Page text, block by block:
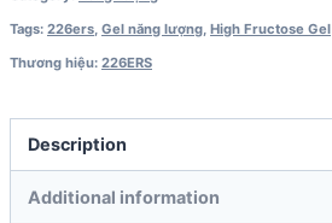
Tags: 226ers, Gel năng lượng, High Fructose Gel
Thương hiệu: 226ERS
Description
Additional information